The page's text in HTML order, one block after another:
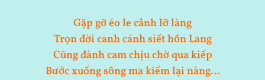
Gặp gỡ éo le cảnh lỡ làng
Trọn đời canh cánh siết hồn Lang
Cũng đành cam chịu chờ qua kiếp
Bước xuống sông ma kiếm lại nàng…